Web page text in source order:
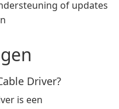
of updates
Driver?
is een